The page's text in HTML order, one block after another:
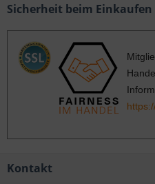
Sicherheit beim Einkaufen
Kontakt